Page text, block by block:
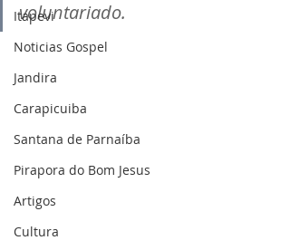
Itapevi
Noticias Gospel
Jandira
Carapicuiba
Santana de Parnaíba
Pirapora do Bom Jesus
Artigos
Cultura
voluntariado.